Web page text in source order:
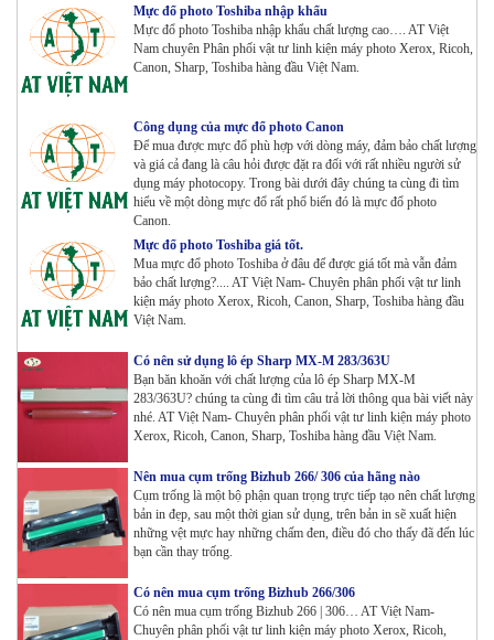
6110 | C1100 _Bộ 4 màu _ Trọng lượng 1645g ZIN
HÃNG_ USA
Tham Khảo
Máy Photocopy Ricoh MP 7503 Renew
Máy photocopy Ricoh IM 7000
Tham Khảo
Máy in Laser Đơn năng G&G P2022W_in Wifi
Tham Khảo
Máy in Laser Đơn năng G&G GP4200DW in Đảo mặt ,
Wifi
Tham Khảo
Máy in Laser Đơn năng G&G GP3300DW in Đảo mặt ,
Wifi
Tham Khảo
Copy , Wifi , Lan
Tham Khảo
Mực đổ photo Toshiba nhập khẩu
Mực đổ photo Toshiba nhập khẩu chất lượng cao…. AT Việt
Nam chuyên Phân phối vật tư linh kiện máy photo Xerox, Ricoh,
Canon, Sharp, Toshiba hàng đầu Việt Nam.
Công dụng của mực đổ photo Canon
Để mua được mực đổ phù hợp với dòng máy, đảm bảo chất lượng
và giá cả đang là câu hỏi được đặt ra đối với rất nhiều người sử
dụng máy photocopy. Trong bài dưới đây chúng ta cùng đi tìm
hiểu về một dòng mực đổ rất phổ biến đó là mực đổ photo
Canon.
Mực đổ photo Toshiba giá tốt.
Mua mực đổ photo Toshiba ở đâu để được giá tốt mà vẫn đảm
bảo chất lượng?.... AT Việt Nam- Chuyên phân phối vật tư linh
kiện máy photo Xerox, Ricoh, Canon, Sharp, Toshiba hàng đầu
Việt Nam.
Có nên sử dụng lô ép Sharp MX-M 283/363U
Bạn băn khoăn với chất lượng của lô ép Sharp MX-M
283/363U? chúng ta cùng đi tìm câu trả lời thông qua bài viết này
nhé. AT Việt Nam- Chuyên phân phối vật tư linh kiện máy photo
Xerox, Ricoh, Canon, Sharp, Toshiba hàng đầu Việt Nam.
Nên mua cụm trống Bizhub 266/ 306 của hãng nào
Cụm trống là một bộ phận quan trọng trực tiếp tạo nên chất lượng
bản in đẹp, sau một thời gian sử dụng, trên bản in sẽ xuất hiện
những vệt mực hay những chấm đen, điều đó cho thấy đã đến lúc
bạn cần thay trống.
Có nên mua cụm trống Bizhub 266/306
Có nên mua cụm trống Bizhub 266 | 306… AT Việt Nam-
Chuyên phân phối vật tư linh kiện máy photo Xerox, Ricoh,